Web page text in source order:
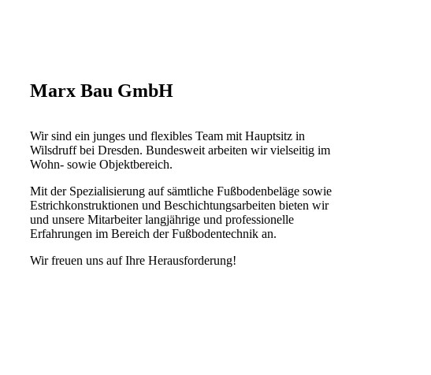
Marx Bau GmbH
Wir sind ein junges und flexibles Team mit Hauptsitz in
Wilsdruff bei Dresden. Bundesweit arbeiten wir vielseitig im
Wohn- sowie Objektbereich.
Mit der Spezialisierung auf sämtliche Fußbodenbeläge sowie
Estrichkonstruktionen und Beschichtungsarbeiten bieten wir
und unsere Mitarbeiter langjährige und professionelle
Erfahrungen im Bereich der Fußbodentechnik an.
Wir freuen uns auf Ihre Herausforderung!